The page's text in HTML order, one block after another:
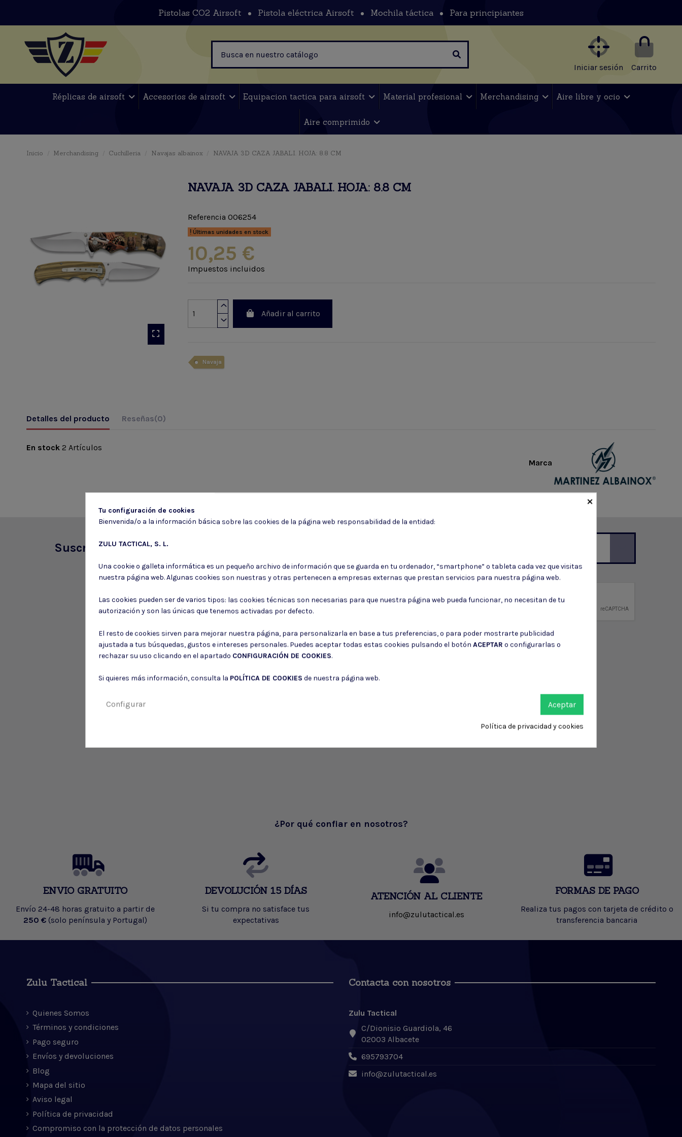
Pistolas CO2 Airsoft Pistola eléctrica Airsoft Mochila táctica Para principiantes
Iniciar sesión Carrito
Réplicas de airsoft Accesorios de airsoft Equipacion tactica para airsoft Material profesional Merchandising Aire libre y ocio
Aire comprimido
Inicio Merchandising Cuchilleria Navajas albainox NAVAJA 3D CAZA JABALI. HOJA: 8.8 CM
NAVAJA 3D CAZA JABALI. HOJA: 8.8 CM
Referencia 006254
Últimas unidades en stock
10,25 €
Impuestos incluidos
Añadir al carrito
Navaja
Detalles del producto Reseñas(0)
Marca
En stock 2 Artículos
Suscríbete a nuestro boletín
Puede darse de baja en cualquier momento. Para ello, consulte nuestra información de contacto en el aviso legal.
Consiento el uso de mis datos personales para recibir publicidad de su entidad.
¿Por qué confiar en nosotros?
ENVIO GRATUITO
Envío 24-48 horas gratuito a partir de
250 € (solo península y Portugal)
DEVOLUCIÓN 15 DÍAS
Si tu compra no satisface tus
expectativas
ATENCIÓN AL CLIENTE
info@zulutactical.es
FORMAS DE PAGO
Realiza tus pagos con tarjeta de crédito o
transferencia bancaria
Zulu Tactical
Quienes Somos
Términos y condiciones
Pago seguro
Envíos y devoluciones
Blog
Mapa del sitio
Aviso legal
Política de privacidad
Compromiso con la protección de datos personales
Contacta con nosotros
Zulu Tactical
C/Dionisio Guardiola, 46
02003 Albacete
695793704
info@zulutactical.es
×
Tu configuración de cookies
Bienvenida/o a la información básica sobre las cookies de la página web responsabilidad de la entidad:
ZULU TACTICAL, S. L.
Una cookie o galleta informática es un pequeño archivo de información que se guarda en tu ordenador, “smartphone” o tableta cada vez que visitas
nuestra página web. Algunas cookies son nuestras y otras pertenecen a empresas externas que prestan servicios para nuestra página web.
Las cookies pueden ser de varios tipos: las cookies técnicas son necesarias para que nuestra página web pueda funcionar, no necesitan de tu
autorización y son las únicas que tenemos activadas por defecto.
El resto de cookies sirven para mejorar nuestra página, para personalizarla en base a tus preferencias, o para poder mostrarte publicidad
ajustada a tus búsquedas, gustos e intereses personales. Puedes aceptar todas estas cookies pulsando el botón ACEPTAR o configurarlas o
rechazar su uso clicando en el apartado CONFIGURACIÓN DE COOKIES.
Si quieres más información, consulta la POLÍTICA DE COOKIES de nuestra página web.
Aceptar
Configurar
Política de privacidad y cookies